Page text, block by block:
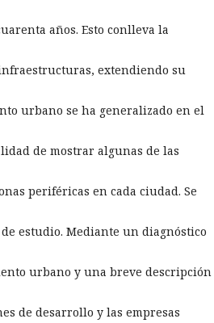
años. Esto conlleva la
extendiendo su
urbano se ha generalizado en el
de mostrar algunas de las
periféricas en cada ciudad. Se
estudio. Mediante un diagnóstico
urbano y una breve descripción
de desarrollo y las empresas